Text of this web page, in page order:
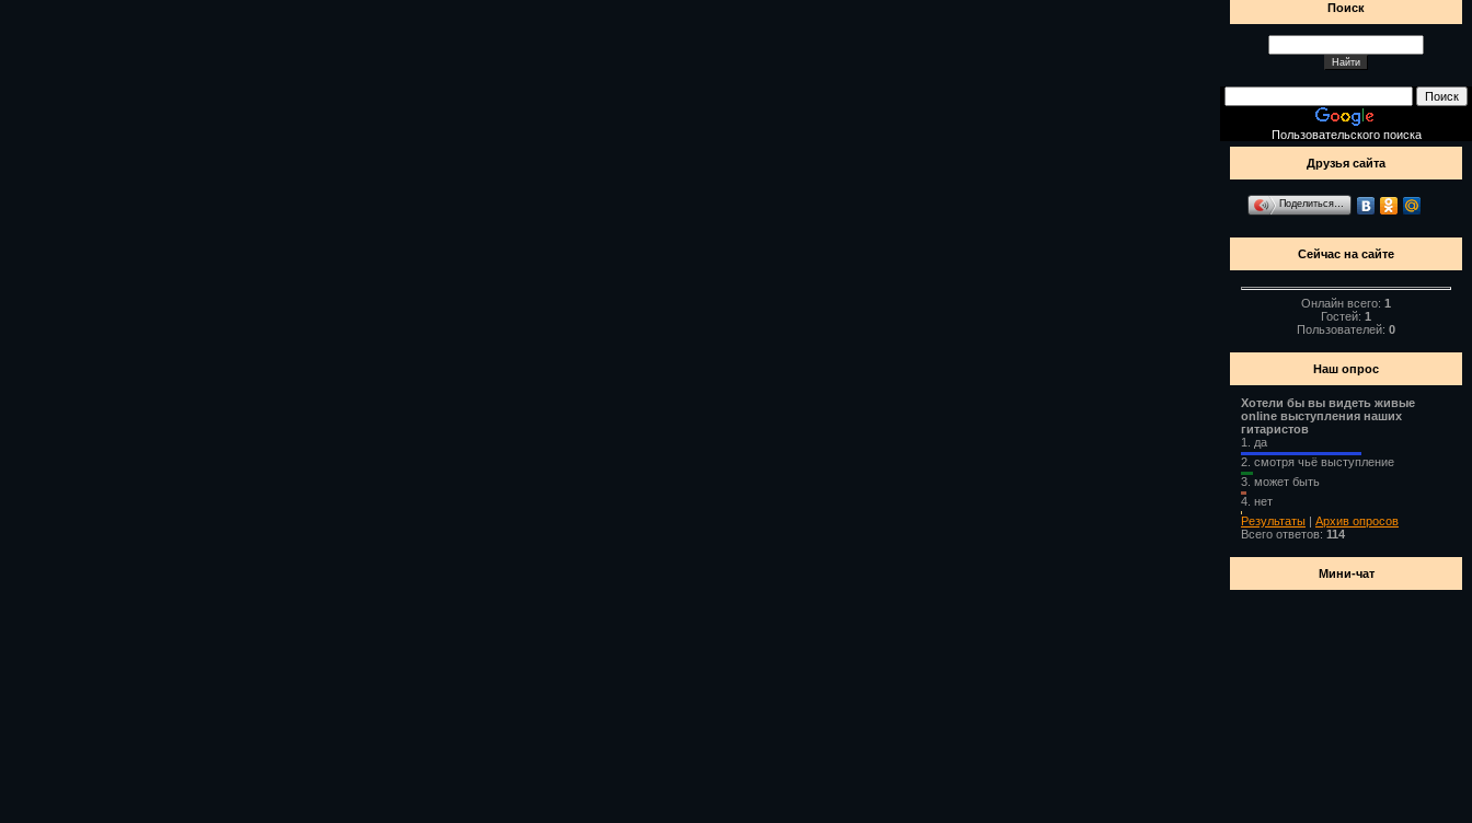
Поиск
Пользовательского поиска
Друзья сайта
Поделиться…
Сейчас на сайте
Онлайн всего: 1
Гостей: 1
Пользователей: 0
Наш опрос
Хотели бы вы видеть живые
online выступления наших
гитаристов
1. да
2. смотря чьё выступление
3. может быть
4. нет
Результаты | Архив опросов
Всего ответов: 114
Мини-чат